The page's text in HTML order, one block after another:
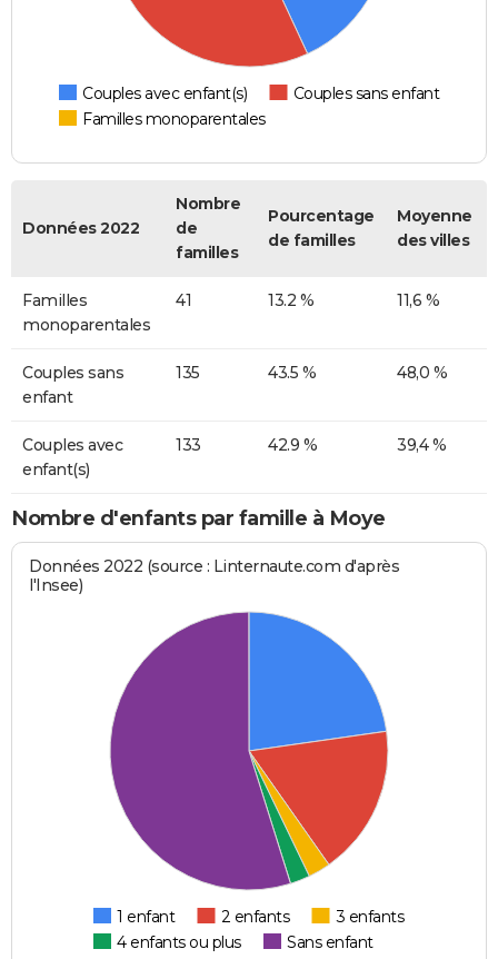
Couples avec enfant(s)
Couples sans enfant
Familles monoparentales
Données 2022
Nombre
de
familles
Pourcentage
de familles
Moyenne
des villes
Familles
monoparentales
41 13.2 % 11,6 %
Couples sans
enfant
135 43.5 % 48,0 %
Couples avec
enfant(s)
133 42.9 % 39,4 %
Nombre d'enfants par famille à Moye
Données 2022 (source : Linternaute.com d'après
l'Insee)
1 enfant 2 enfants
3 enfants
4 enfants ou plus
Sans enfant